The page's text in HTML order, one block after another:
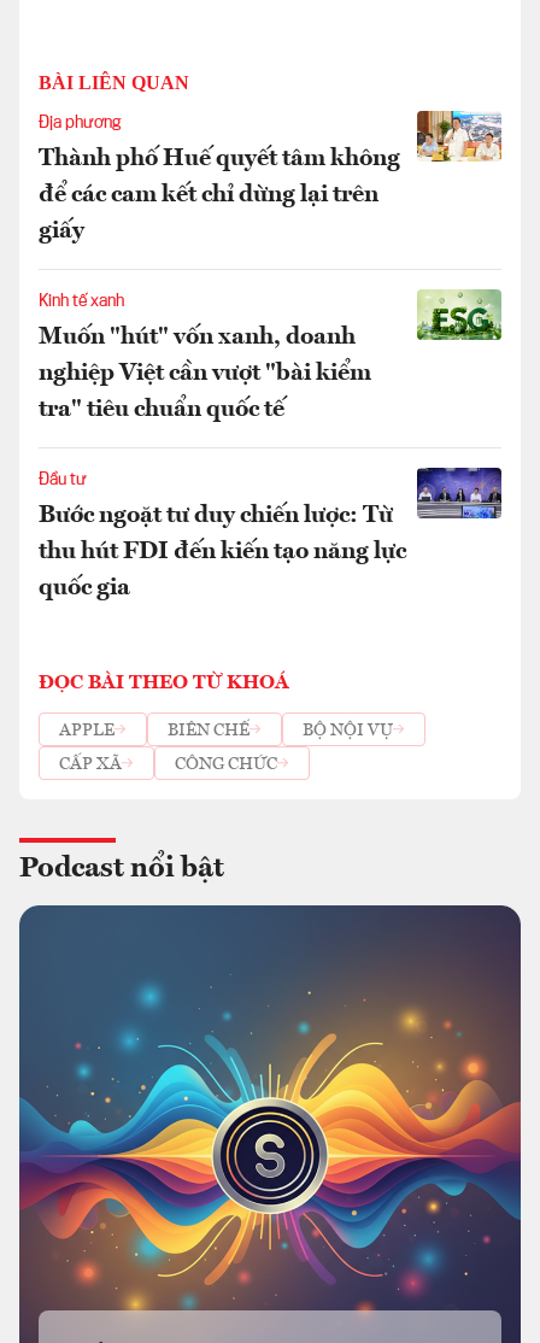
BÀI LIÊN QUAN
Địa phương
Thành phố Huế quyết tâm không
để các cam kết chỉ dừng lại trên
giấy
Kinh tế xanh
Muốn "hút" vốn xanh, doanh
nghiệp Việt cần vượt "bài kiểm
tra" tiêu chuẩn quốc tế
Đầu tư
Bước ngoặt tư duy chiến lược: Từ
thu hút FDI đến kiến tạo năng lực
quốc gia
ĐỌC BÀI THEO TỪ KHOÁ
APPLE BIÊN CHẾ
BỘ NỘI VỤ
CẤP XÃ
CÔNG CHỨC
Podcast nổi bật